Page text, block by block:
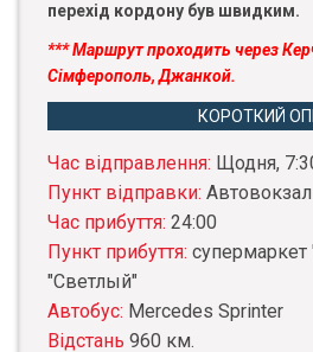
перехід кордону був швидким.
*** Маршрут проходить через
Сімферополь, Джанкой.
КОРОТКИЙ
Час відправлення: Щодня,
Пункт відправки: Автовокзал
Час прибуття: 24:00
Пункт прибуття:
"Светлый"
Автобус: Mercedes Sprinter
Відстань 960 км.